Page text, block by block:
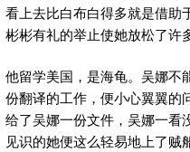
看上去比白布白得多就是借助
彬彬有礼的举止使她放松了许多
他留学美国，是海龟。吴娜不
份翻译的工作，便小心翼翼的
给了吴娜一份文件，吴娜一看
见识的她便这么轻易地上了